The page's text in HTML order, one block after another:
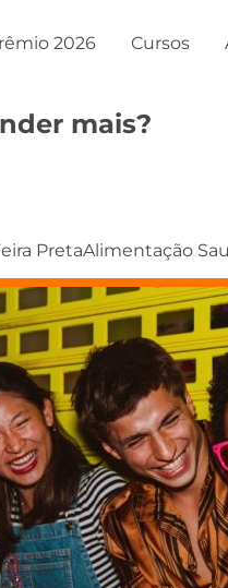
2026 Cursos
mais?
PretaAlimentação